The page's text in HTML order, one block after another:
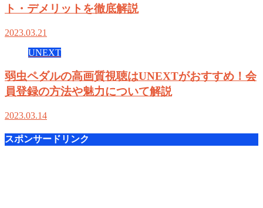
ト・デメリットを徹底解説
2023.03.21
UNEXT
弱虫ペダルの高画質視聴はUNEXTがおすすめ！会
員登録の方法や魅力について解説
2023.03.14
スポンサードリンク